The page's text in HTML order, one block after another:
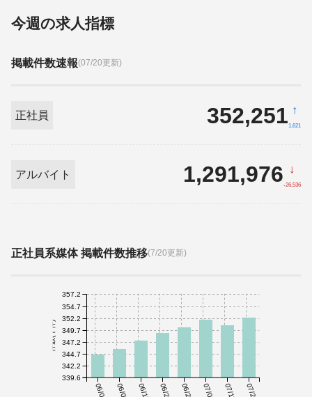
今週の求人指標
掲載件数速報(07/20更新)
正社員 352,251 ↑
1,621
アルバイト 1,291,976 ↓
-26,536
正社員系媒体 掲載件数推移(7/20更新)
06/01 06/08 06/15 06/22 06/29 07/06 07/13 07/20
件数(千件)
339.6
342.2
344.7
347.2
349.7
352.2
354.7
357.2